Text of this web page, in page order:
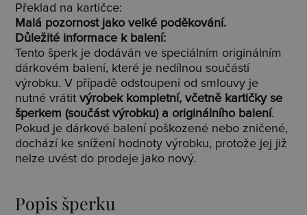
Překlad na kartičce:
Malá pozornost jako velké poděkování.
Důležité informace k balení:
Tento šperk je dodáván ve speciálním originálním
dárkovém balení, které je nedílnou součástí
výrobku. V případě odstoupení od smlouvy je
nutné vrátitvýrobek kompletní, včetně kartičky se
šperkem (součást výrobku) a originálního balení.
Pokud je dárkové balení poškozené nebo zničené,
dochází ke snížení hodnoty výrobku, protože jej již
nelze uvést do prodeje jako nový.
Popis šperku